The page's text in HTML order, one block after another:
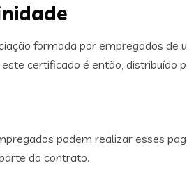
formada por empregados de
certificado é então, distribuído
podem realizar esses
do contrato.